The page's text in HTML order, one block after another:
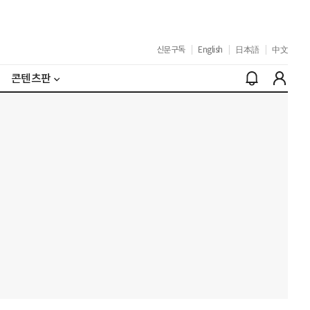
신문구독 English 日本語 中文
콘텐츠판